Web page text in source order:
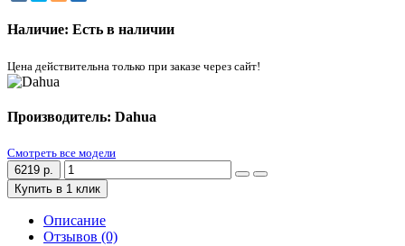
Наличие: Есть в наличии
Цена действительна только при заказе через сайт!
Производитель: Dahua
Смотреть все модели
6219 р.
Купить в 1 клик
Описание
Отзывов (0)